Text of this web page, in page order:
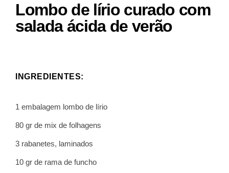
Lombo de lírio curado com
salada ácida de verão
INGREDIENTES:
1 embalagem lombo de lírio
80 gr de mix de folhagens
3 rabanetes, laminados
10 gr de rama de funcho